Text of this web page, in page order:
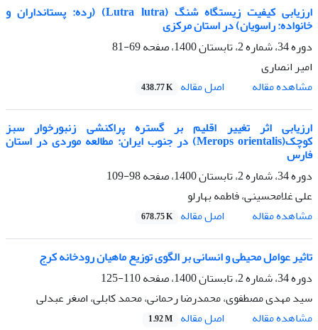
ارزیابی کیفیت زیستگاه شنگ (Lutra lutra) (رده: پستانداران و
خانواده: راسویان) در استان مرکزی
دوره 34، شماره 2، تابستان 1400، صفحه
69-81
امیر انصاری
مشاهده مقاله
اصل مقاله 438.77 K
ارزیابی اثر تغییر اقلیم بر گستره پراکنشی زنبورخوار سبز
کوچک(Merops orientalis) در جنوب ایران: مطالعه موردی در استان
فارس
دوره 34، شماره 2، تابستان 1400، صفحه
98-109
علی غلامحسینی، فاطمه بهارلو
مشاهده مقاله
اصل مقاله 678.75 K
تاثیر عوامل محیطی و انسانی بر الگوی توزیع ماهیان رودخانه کرج
دوره 34، شماره 2، تابستان 1400، صفحه
110-125
سید مهدی مصطفوی، محمدرضا رحمانی، محمد کابلی، اصغر عبدلی
مشاهده مقاله
اصل مقاله 1.92 M